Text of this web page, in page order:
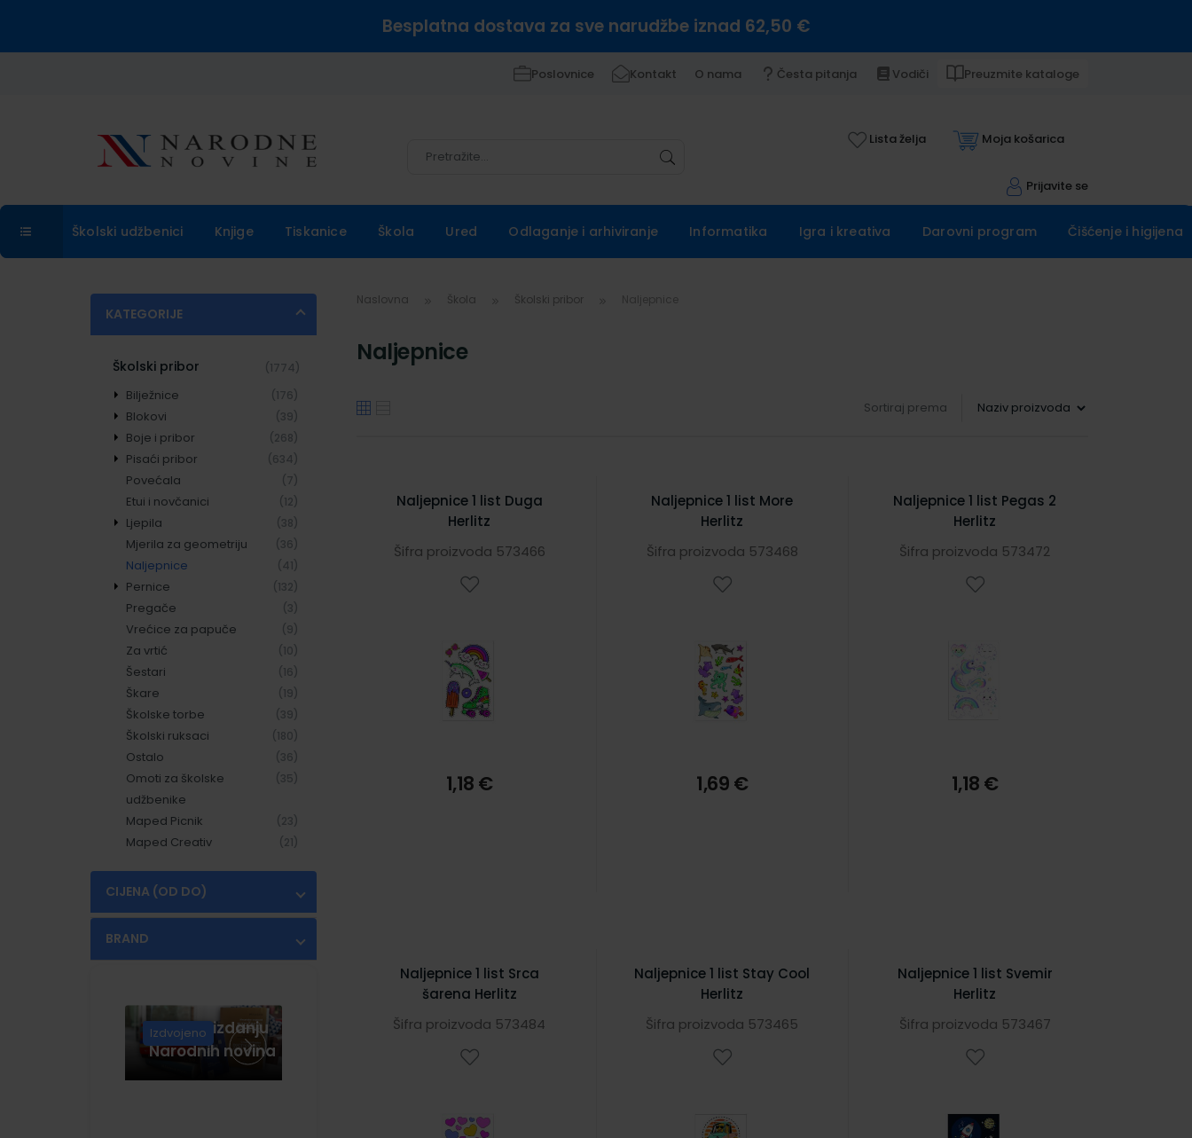
Besplatna dostava za sve narudžbe iznad 62,50 €
Poslovnice Kontakt O nama Česta pitanja Vodiči Preuzmite kataloge
Lista želja Moja košarica
Prijavite se
Školski udžbenici Knjige Tiskanice Škola Ured Odlaganje i arhiviranje Informatika Igra i kreativa Darovni program Čišćenje i higijena
KATEGORIJE
Školski pribor (1774)
Bilježnice (176)
Bilježnice meki uvez -
crte
(53)
Bilježnice meki uvez -
čiste
(13)
Bilježnice meki uvez -
kocke
(44)
Bilježnice tvrdi uvez (21)
Školski obrasci (45)
Blokovi (39)
Blokovi kolegij (15)
Blokovi ostali (17)
Blokovi za bilješke (7)
Boje i pribor (268)
Boje drvene (125)
Boje vodene (14)
Kistovi (34)
Tempere (76)
Uljne i voštane (19)
Pisaći pribor (634)
Flomasteri (206)
Mine grafitne (18)
Nalivpera, tinte,
brisači
(18)
Olovke grafitne (77)
Olovke kemijske (109)
Olovke tehničke (44)
Korekturna sredstva (17)
Gumice za brisanje (63)
Ostalo (29)
Šiljila (53)
Povećala (7)
Etui i novčanici (12)
Ljepila (38)
Ljepila specijalna (5)
Ljepila univerzalna (3)
Ljepila za papir (30)
Mjerila za geometriju (36)
Naljepnice (41)
Pernice (132)
Pernice bez pribora (73)
Pernice sa priborom (59)
Pregače (3)
Vrećice za papuče (9)
Za vrtić (10)
Šestari (16)
Škare (19)
Školske torbe (39)
Školski ruksaci (180)
Ostalo (36)
Omoti za školske
udžbenike
(35)
Maped Picnik (23)
Maped Creativ (21)
CIJENA (OD DO)
BRAND
JANPROM
KINGSTONE
LIVAN
Knjige u izdanju
Narodnih novina
Izdvojeno
Naslovna Škola Školski pribor
Naljepnice
Sortiraj prema
Naljepnice 1 list Duga
Herlitz
Šifra proizvoda 573466
1,18 €
Naljepnice 1 list More
Herlitz
Šifra proizvoda 573468
1,69 €
Naljepnice 1 list Pegas 2
Herlitz
Šifra proizvoda 573472
1,18 €
Naljepnice 1 list Srca
šarena Herlitz
Šifra proizvoda 573484
Naljepnice 1 list Stay Cool
Herlitz
Šifra proizvoda 573465
Naljepnice 1 list Svemir
Herlitz
Šifra proizvoda 573467